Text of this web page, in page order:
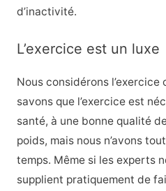
d’inactivité.
L’exercice est un luxe
Nous considérons l’exercice
savons que l’exercice est
santé, à une bonne qualité
poids, mais nous n’avons
temps. Même si les experts
supplient pratiquement de